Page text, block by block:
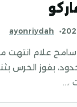
ayonriydah
علام انتهت
بفوز الحرس
،…